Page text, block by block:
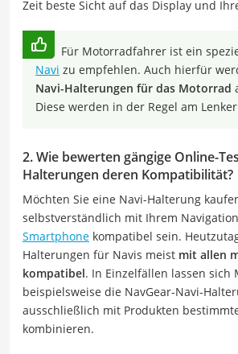
Zeit beste Sicht auf das Display und
Für Motorradfahrer ist ein
Navi zu empfehlen. Auch hierfür
Navi-Halterungen für das Motorrad
Diese werden in der Regel am
2. Wie bewerten gängige Online-
Halterungen deren Kompatibilität?
Möchten Sie eine Navi-Halterung
selbstverständlich mit Ihrem
Smartphone kompatibel sein.
Halterungen für Navis meist mit allen
kompatibel. In Einzelfällen lassen sich
beispielsweise die NavGear-Navi-
ausschließlich mit Produkten
kombinieren.